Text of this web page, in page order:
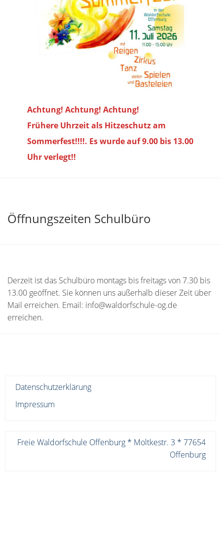
Achtung! Achtung! Achtung!
Frühere Uhrzeit als Hitzeschutz am
Sommerfest!!!!. Es wurde auf 9.00 bis 13.00
Uhr verlegt!!
Öffnungszeiten Schulbüro
Derzeit ist das Schulbüro montags bis freitags von 7.30 bis
13.00 geöffnet. Sie können uns außerhalb dieser Zeit über
Mail erreichen. Email: info@waldorfschule-og.de
erreichen.
Datenschutzerklärung
Impressum
Freie Waldorfschule Offenburg * Moltkestr. 3 * 77654
Offenburg